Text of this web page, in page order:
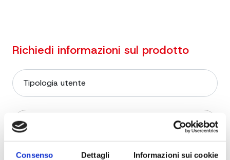
Consenso Dettagli Informazioni sui cookie
Richiedi informazioni sul prodotto